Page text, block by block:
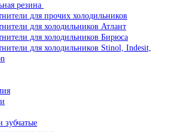
резина
для прочих холодильников
для холодильников Атлант
для холодильников Бирюса
для холодильников Stinol, Indesit,
зубчатые